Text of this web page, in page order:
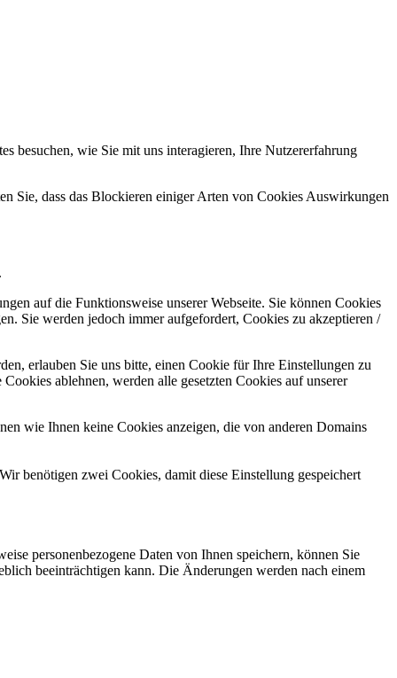
besuchen, wie Sie mit uns interagieren, Ihre Nutzererfahrung
Sie, dass das Blockieren einiger Arten von Cookies Auswirkungen
auf die Funktionsweise unserer Webseite. Sie können Cookies
Sie werden jedoch immer aufgefordert, Cookies zu akzeptieren /
erlauben Sie uns bitte, einen Cookie für Ihre Einstellungen zu
ablehnen, werden alle gesetzten Cookies auf unserer
wie Ihnen keine Cookies anzeigen, die von anderen Domains
benötigen zwei Cookies, damit diese Einstellung gespeichert
personenbezogene Daten von Ihnen speichern, können Sie
beeinträchtigen kann. Die Änderungen werden nach einem